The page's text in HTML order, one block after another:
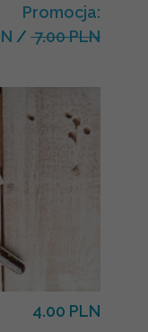
Promocja:
/ 7.00 PLN
4.00 PLN